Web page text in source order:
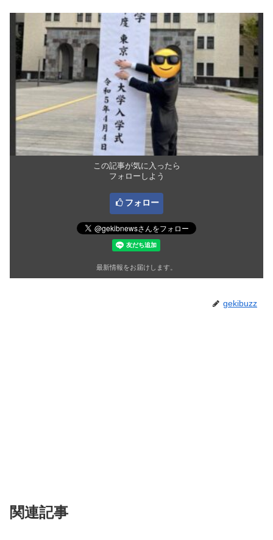
この記事が気に入ったら
フォローしよう
フォロー
最新情報をお届けします。
gekibuzz
関連記事